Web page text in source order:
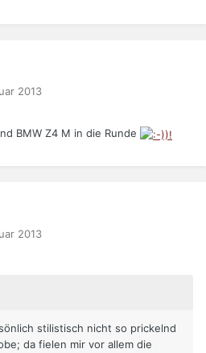
2013
BMW Z4 M in die Runde
2013
stilistisch nicht so prickelnd
da fielen mir vor allem die